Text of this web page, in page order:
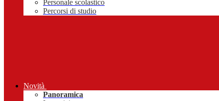
Personale scolastico
Percorsi di studio
Novità
Panoramica